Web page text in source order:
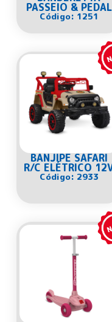
PASSEIO & PEDAL
Código: 1251
BANJIPE SAFARI
R/C ELÉTRICO
Código: 2933